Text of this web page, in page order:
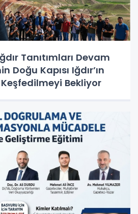
Tanıtımları Devam
Doğu Kapısı Iğdır’ın
Bekliyor